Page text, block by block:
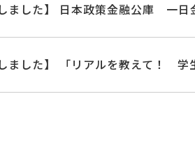
しました】 日本政策金融公庫 一
しました】 「リアルを教えて！